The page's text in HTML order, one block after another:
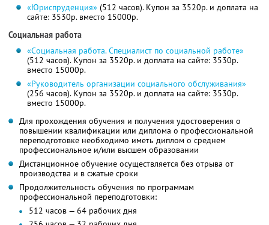
«Юриспруденция» (512 часов). Купон за 3520р. и доплата на
сайте: 3530р. вместо 15000р.
Социальная работа
«Социальная работа. Специалист по социальной работе»
(512 часов). Купон за 3520р. и доплата на сайте: 3530р.
вместо 15000р.
«Руководитель организации социального обслуживания»
(256 часов). Купон за 3520р. и доплата на сайте: 3530р.
вместо 15000р.
Для прохождения обучения и получения удостоверения о
повышении квалификации или диплома о профессиональной
переподготовке необходимо иметь диплом о среднем
профессиональное и/или высшем образовании
Дистанционное обучение осуществляется без отрыва от
производства и в сжатые сроки
Продолжительность обучения по программам
профессиональной переподготовки:
512 часов — 64 рабочих дня